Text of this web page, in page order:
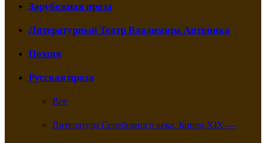
Зарубежная проза
Литературный Театр Владимира Антоника
Поэзия
Русская проза
Все
Литература Серебряного века. Конец XIX —